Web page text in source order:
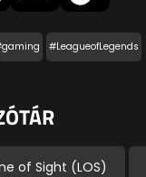
#LeagueofLegends
of Sight (LOS)